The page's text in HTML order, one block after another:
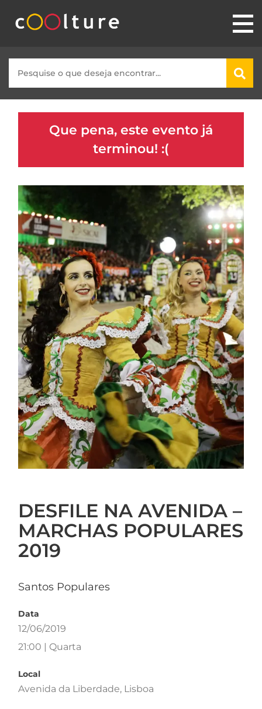
Que pena, este evento já
terminou! :(
DESFILE NA AVENIDA –
MARCHAS POPULARES
2019
Santos Populares
Data
12/06/2019
21:00 | Quarta
Local
Avenida da Liberdade, Lisboa